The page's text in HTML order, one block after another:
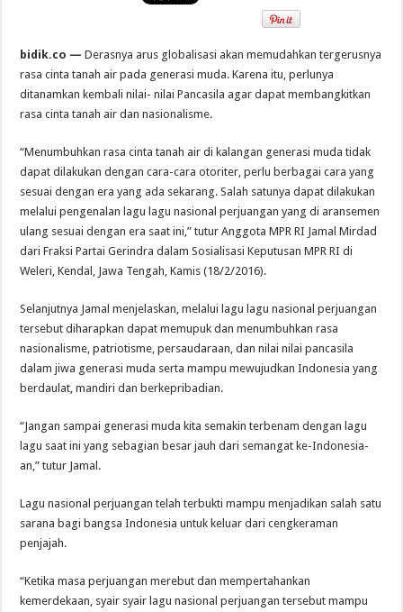
bidik.co — Derasnya arus globalisasi akan memudahkan tergerusnya
rasa cinta tanah air pada generasi muda. Karena itu, perlunya
ditanamkan kembali nilai- nilai Pancasila agar dapat membangkitkan
rasa cinta tanah air dan nasionalisme.
“Menumbuhkan rasa cinta tanah air di kalangan generasi muda tidak
dapat dilakukan dengan cara-cara otoriter, perlu berbagai cara yang
sesuai dengan era yang ada sekarang. Salah satunya dapat dilakukan
melalui pengenalan lagu lagu nasional perjuangan yang di aransemen
ulang sesuai dengan era saat ini,” tutur Anggota MPR RI Jamal Mirdad
dari Fraksi Partai Gerindra dalam Sosialisasi Keputusan MPR RI di
Weleri, Kendal, Jawa Tengah, Kamis (18/2/2016).
Selanjutnya Jamal menjelaskan, melalui lagu lagu nasional perjuangan
tersebut diharapkan dapat memupuk dan menumbuhkan rasa
nasionalisme, patriotisme, persaudaraan, dan nilai nilai pancasila
dalam jiwa generasi muda serta mampu mewujudkan Indonesia yang
berdaulat, mandiri dan berkepribadian.
“Jangan sampai generasi muda kita semakin terbenam dengan lagu
lagu saat ini yang sebagian besar jauh dari semangat ke-Indonesia-
an,” tutur Jamal.
Lagu nasional perjuangan telah terbukti mampu menjadikan salah satu
sarana bagi bangsa Indonesia untuk keluar dari cengkeraman
penjajah.
“Ketika masa perjuangan merebut dan mempertahankan
kemerdekaan, syair syair lagu nasional perjuangan tersebut mampu